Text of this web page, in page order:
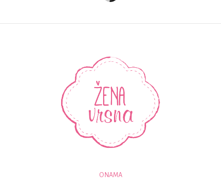
O NAMA